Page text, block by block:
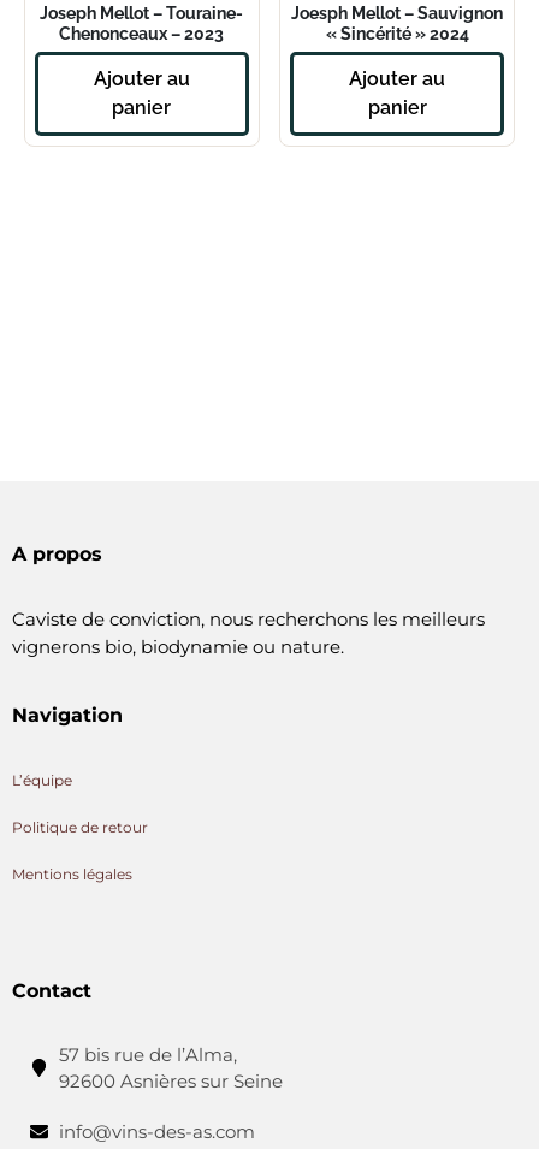
Joseph Mellot – Touraine-
Chenonceaux – 2023
Ajouter au
panier
Joesph Mellot – Sauvignon
« Sincérité » 2024
Ajouter au
panier
A propos
Caviste de conviction, nous recherchons les meilleurs
vignerons bio, biodynamie ou nature.
Navigation
L’équipe
Politique de retour
Mentions légales
Contact
57 bis rue de l’Alma,
92600 Asnières sur Seine
info@vins-des-as.com